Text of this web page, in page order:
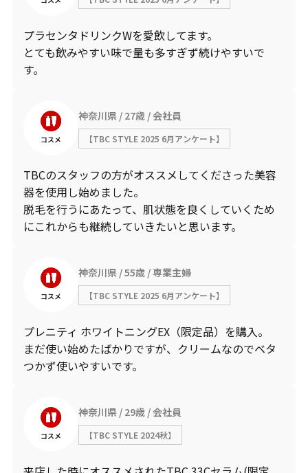
プラセンタドリンクWを愛飲してます。
とても飲みやすい味で量も多すぎず続けやすいで
す。
コスメ
神奈川県 27歳 会社員
【TBC STYLE 2025 6月アンケート】
TBCのスタッフの方がオススメしてくださった美容
器を使用し始めました。
脱毛を行うにあたって、肌状態を良くしていくため
にこれからも継続していきたいと思います。
コスメ
神奈川県 55歳 専業主婦
【TBC STYLE 2025 6月アンケート】
プレニティ ホワイトニングEX（限定品）を購入。
まだ使い始めたばかりですが、クリームなのでベタ
つかず使いやすいです。
コスメ
神奈川県 29歳 会社員
【TBC STYLE 2024秋】